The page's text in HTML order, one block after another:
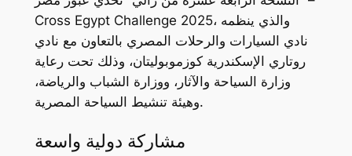
Cross Egypt Challenge 2025، والذي ينظمه
نادي السيارات والرحلات المصري بالتعاون مع نادي
روتاري الإسكندرية كوزموبوليتان، وذلك تحت رعاية
وزارة السياحة والآثار، ووزارة الشباب والرياضة،
وهيئة تنشيط السياحة المصرية.
مشاركة دولية واسعة